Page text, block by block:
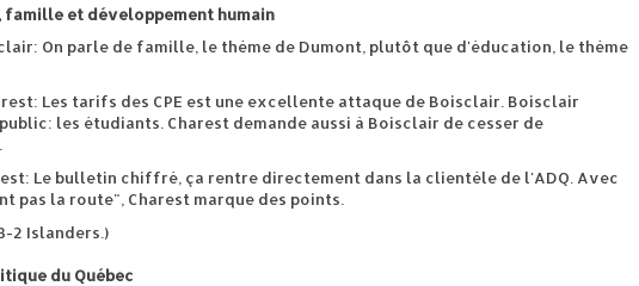
famille et développement humain
On parle de famille, le thème de Dumont, plutôt que d'éducation, le thème
Les tarifs des CPE est une excellente attaque de Boisclair. Boisclair
les étudiants. Charest demande aussi à Boisclair de cesser de
Le bulletin chiffré, ça rentre directement dans la clientèle de l'ADQ. Avec
pas la route", Charest marque des points.
2 Islanders.)
du Québec